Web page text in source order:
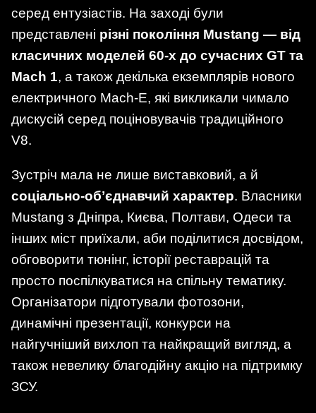
серед ентузіастів. На заході були
представлені різні покоління Mustang — від
класичних моделей 60-х до сучасних GT та
Mach 1, а також декілька екземплярів нового
електричного Mach-E, які викликали чимало
дискусій серед поціновувачів традиційного
V8.
Зустріч мала не лише виставковий, а й
соціально-обʼєднавчий характер. Власники
Mustang з Дніпра, Києва, Полтави, Одеси та
інших міст приїхали, аби поділитися досвідом,
обговорити тюнінг, історії реставрацій та
просто поспілкуватися на спільну тематику.
Організатори підготували фотозони,
динамічні презентації, конкурси на
найгучніший вихлоп та найкращий вигляд, а
також невелику благодійну акцію на підтримку
ЗСУ.